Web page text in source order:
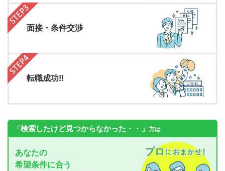
面接・条件交渉
転職成功!!
「検索したけど見つからなかった・・」 方は
あなたの
希望条件に合う